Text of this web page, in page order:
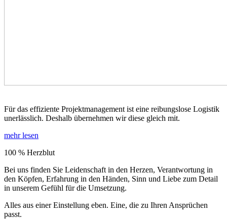
Für das effiziente Projektmanagement ist eine reibungslose Logistik
unerlässlich. Deshalb übernehmen wir diese gleich mit.
mehr lesen
100 % Herzblut
Bei uns finden Sie Leidenschaft in den Herzen, Verantwortung in
den Köpfen, Erfahrung in den Händen, Sinn und Liebe zum Detail
in unserem Gefühl für die Umsetzung.
Alles aus einer Einstellung eben. Eine, die zu Ihren Ansprüchen
passt.